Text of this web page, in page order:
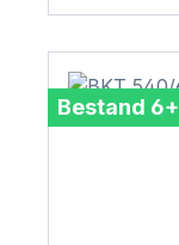
Bestand 6+